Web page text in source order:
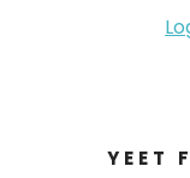
YEET